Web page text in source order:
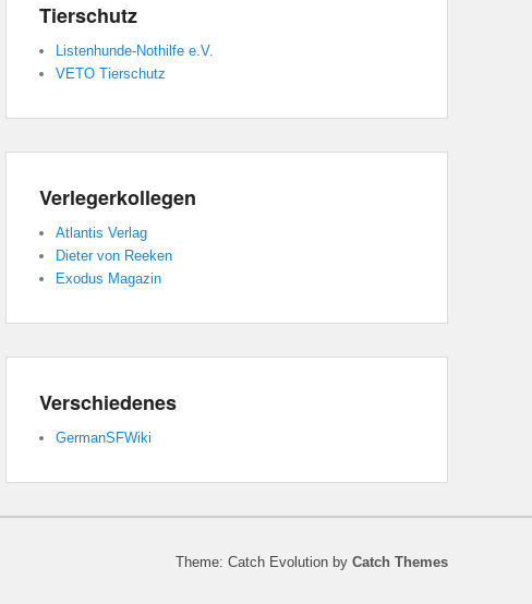
Tierschutz
Listenhunde-Nothilfe e.V.
VETO Tierschutz
Verlegerkollegen
Atlantis Verlag
Dieter von Reeken
Exodus Magazin
Verschiedenes
GermanSFWiki
Theme: Catch Evolution by Catch Themes